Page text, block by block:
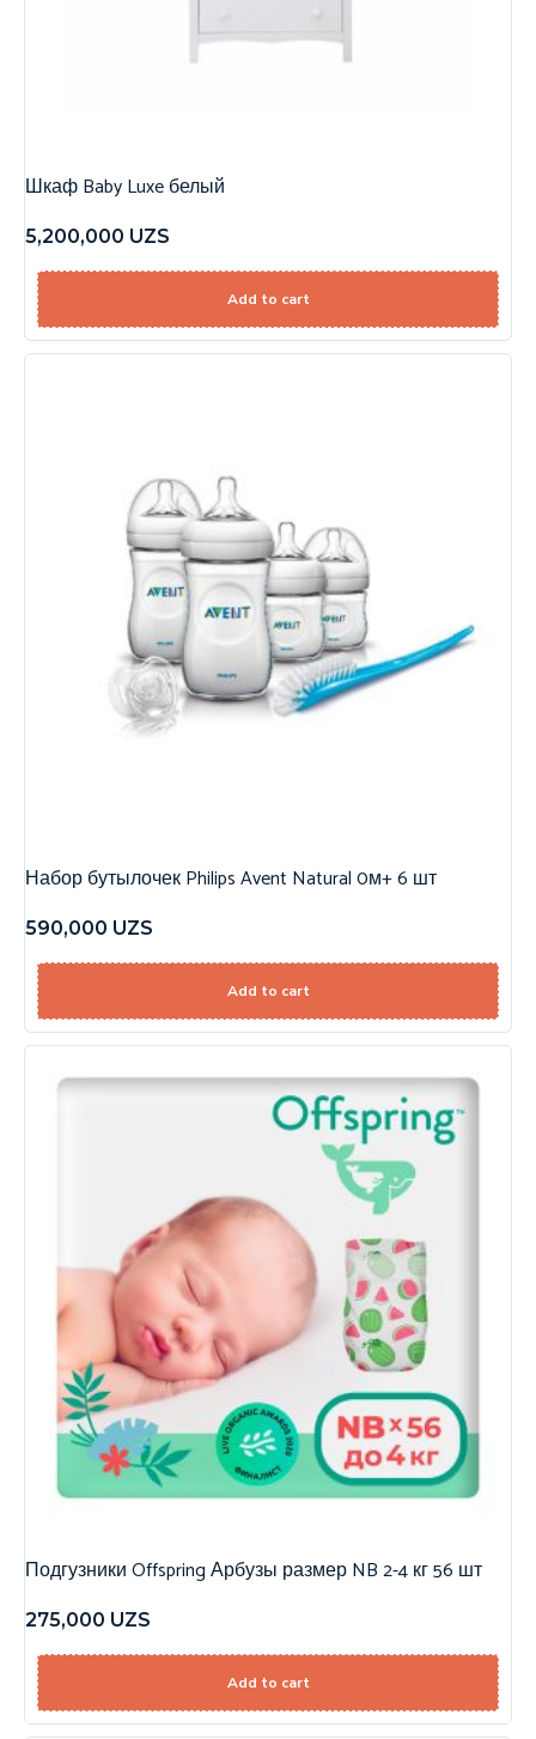
Шкаф Baby Luxe белый
5,200,000 UZS
Add to cart
Набор бутылочек Philips Avent Natural 0м+ 6 шт
590,000 UZS
Add to cart
Подгузники Offspring Арбузы размер NB 2-4 кг 56 шт
275,000 UZS
Add to cart